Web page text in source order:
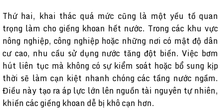
Thứ hai, khai thác quá mức cũng là một yếu tố quan
trọng làm cho giếng khoan hết nước. Trong các khu vực
nông nghiệp, công nghiệp hoặc những nơi có mật độ dân
cư cao, nhu cầu sử dụng nước tăng đột biến. Việc bơm
hút liên tục mà không có sự kiểm soát hoặc bổ sung kịp
thời sẽ làm cạn kiệt nhanh chóng các tầng nước ngầm.
Điều này tạo ra áp lực lớn lên nguồn tài nguyên tự nhiên,
khiến các giếng khoan dễ bị khô cạn hơn.